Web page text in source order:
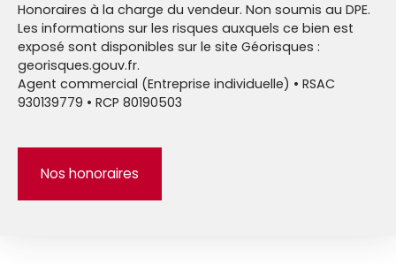
Honoraires à la charge du vendeur. Non soumis au DPE.
Les informations sur les risques auxquels ce bien est
exposé sont disponibles sur le site Géorisques :
georisques.gouv.fr.
Agent commercial (Entreprise individuelle) • RSAC
930139779 • RCP 80190503
Nos honoraires